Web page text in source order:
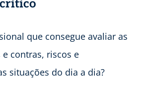
que consegue avaliar as
contras, riscos e
situações do dia a dia?